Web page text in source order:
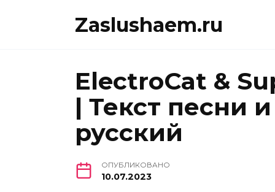
Zaslushaem.ru
ElectroCat &
| Текст песни
русский
ОПУБЛИКОВАНО
10.07.2023